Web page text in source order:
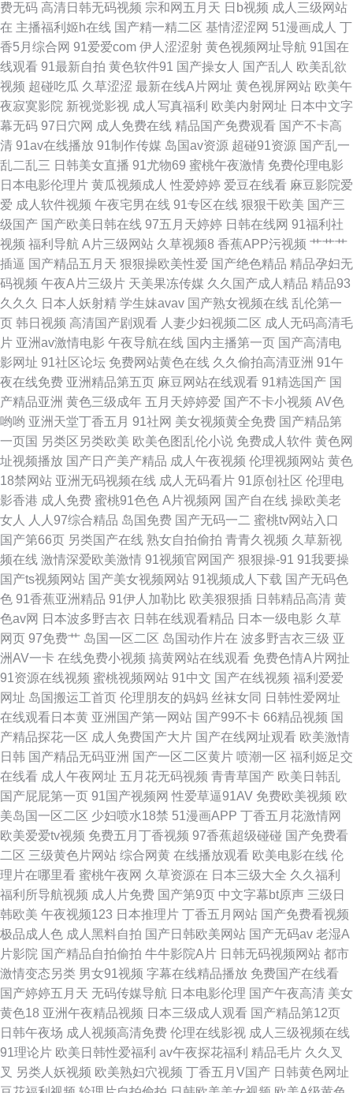
逼下载 足交网址 韩国牛夜av 91抠逼 加勒比色综合 最新AV地址 后入妹妹 青
青操在线观看 91n视频网站 AV综合性爱 超碰人人摸人人干 性爱东京热 一本
久操 久久机热精品27 97国产视频在线 欧美黄a 91丝袜网站 美女做爱网站
www色情 欧洲操b精品 91无码精品蜜桃 久久精热精品 在线超碰99 国产视频
福利导航 亚洲涩涩网 久久国产精品区 91传谋免费 久久伊人射 91极品网站
九九成人自拍 在线国产探花不卡 久草老女合集在线 一本道福利社 另类视频
专区
费无码 高清日韩无码视频 宗和网五月天 日b视频 成人三级网站
在 主播福利姬h在线 国产精一精二区 基情涩涩网 51漫画成人 丁
香5月综合网 91爱爱com 伊人涩涩射 黄色视频网址导航 91国在
线观看 91最新自拍 黄色软件91 国产操女人 国产乱人 欧美乱欲
视频 超碰吃瓜 久草涩涩 最新在线A片网址 黄色视屏网站 欧美午
夜寂寞影院 新视觉影视 成人写真福利 欧美内射网址 日本中文字
幕无码 97日穴网 成人免费在线 精品国产免费观看 国产不卡高
清 91av在线播放 91制作传媒 岛国av资源 超碰91资源 国产乱一
乱二乱三 日韩美女直播 91尤物69 蜜桃午夜激情 免费伦理电影
日本电影伦理片 黄瓜视频成人 性爱婷婷 爱豆在线看 麻豆影院爱
爱 成人软件视频 午夜宅男在线 91专区在线 狠狠干欧美 国产三
级国产 国产欧美日韩在线 97五月天婷婷 日韩在线网 91福利社
视频 福利导航 A片三级网站 久草视频8 香蕉APP污视频 艹艹艹
插逼 国产精品五月天 狠狠操欧美性爱 国产绝色精品 精品孕妇无
码视频 午夜A片三级片 天美果冻传媒 久久国产成人精品 精品93
久久久
日本人妖射精 学生妹avav 国产熟女视频在线 乱伦第一
页 韩日视频 高清国产剧观看 人妻少妇视频二区 成人无码高清毛
片 亚洲av激情电影 午夜导航在线 国内主播第一页 国产高清电
影网址 91社区论坛 免费网站黄色在线 久久偷拍高清亚洲 91午
夜在线免费 亚洲精品第五页 麻豆网站在线观看 91精选国产 国
产精品亚洲 黄色三级成年 五月天婷婷爱 国产不卡小视频 AV色
哟哟 亚洲天堂丁香五月 91社网 美女视频黄全免费 国产精品第
一页国 另类区另类欧美 欧美色图乱伦小说 免费成人软件 黄色网
址视频播放 国产日产美产精品 成人午夜视频 伦理视频网站 黄色
18禁网站 亚洲无码视频在线 成人无码看片 91原创社区 伦理电
影香港 成人免费 蜜桃91色色 A片视频网 国产自在线 操欧美老
女人
人人97综合精品 岛国免费 国产无码一二 蜜桃tv网站入口
国产第66页 另类国产在线 熟女自拍偷拍 青青久视频 久草新视
频在线 激情深爱欧美激情 91视频官网国产 狠狠操-91 91我要操
国产ts视频网站 国产美女视频网站 91视频成人下载 国产无码色
色 91香蕉亚洲精品 91伊人加勒比 欧美狠狠插 日韩精品高清 黄
色av网 日本波多野吉衣 日韩在线观看精品 日本一级电影 久草
网页 97免费艹 岛国一区二区 岛国动作片在 波多野吉衣三级 亚
洲AV一卡 在线免费小视频 搞黄网站在线观看 免费色情A片网扯
91资源在线视频 蜜桃视频网站 91中文 国产在线视频 福利爱爱
网址 岛国搬运工首页 伦理朋友的妈妈 丝袜女同 日韩性爱网址
在线观看日本黄 亚洲国产第一网站 国产99不卡 66精品视频 国
产精品探花一区 成人免费国产大片 国产在线网址观看 欧美激情
日韩 国产精品无码亚洲 国产一区二区黄片 喷潮一区 福利姬足交
在线看 成人午夜网址 五月花无码视频 青青草国产 欧美日韩乱
国产屁屁第一页 91国产视频网 性爱草逼91AV 免费欧美视频 欧
美岛国一区二区 少妇喷水18禁 51漫画APP 丁香五月花激情网
欧美爱爱tv视频 免费五月丁香视频 97香蕉超级碰碰 国产免费看
二区 三级黄色片网站 综合网黄 在线播放观看 欧美电影在线 伦
理片在哪里看 蜜桃午夜网 久草资源在 日本三级大全 久久福利
福利所导航视频 成人片免费 国产第9页 中文字幕bt原声 三级日
韩欧美 午夜视频123 日本推理片 丁香五月网站 国产免费看视频
极品成人色 成人黑料自拍 国产日韩欧美网站 国产无码av 老湿A
片影院 国产精品自拍偷拍 牛牛影院A片 日韩无码视频网站 都市
激情变态另类 男女91视频 字幕在线精品播放 免费国产在线看
国产婷婷五月天 无码传媒导航 日本电影伦理 国产午夜高清 美女
黄色18 亚洲午夜精品视频 日本三级成人观看 国产精品第12页
日韩午夜场 成人视频高清免费 伦理在线影视 成人三级视频在线
91理论片 欧美日韩性爱福利 av午夜探花福利 精品毛片 久久叉
叉 另类人妖视频 欧美熟妇穴视频 丁香五月V国产 日韩黄色网址